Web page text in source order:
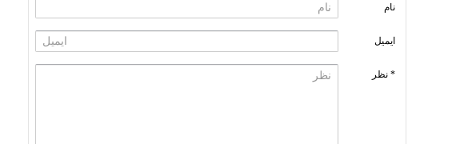
نام
ایمیل
* نظر